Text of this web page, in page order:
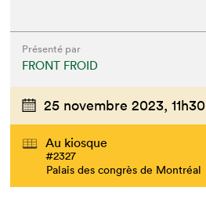
Présenté par
FRONT FROID
25 novembre 2023, 11h30
Au kiosque
#2327
Palais des congrès de Montréal